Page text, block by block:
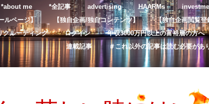
*about me *全記事 advertising HAARMs
ルページ】
【独自企画/独自コンテンツ】 【独自企画閲覧登
クルーティング ログイン 年収3000万円以上の富裕層の方へ
連載記事
＃これ以外の記事は読む必要があ